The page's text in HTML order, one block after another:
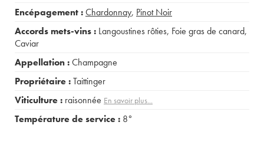
Encépagement :Chardonnay, Pinot Noir
Accords mets-vins : Langoustines rôties, Foie gras de canard,
Caviar
Appellation :Champagne
Propriétaire :Taittinger
Viticulture : raisonnée En savoir plus...
Température de service : 8°